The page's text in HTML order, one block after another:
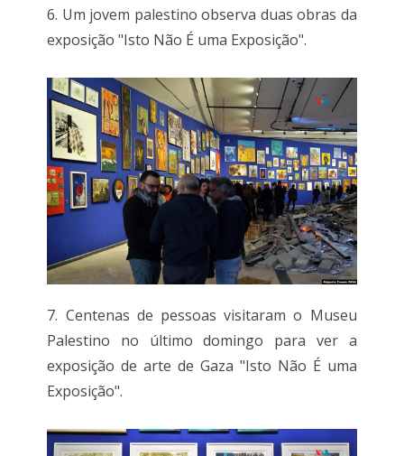
6. Um jovem palestino observa duas obras da
exposição "Isto Não É uma Exposição".
7. Centenas de pessoas visitaram o Museu
Palestino no último domingo para ver a
exposição de arte de Gaza "Isto Não É uma
Exposição".